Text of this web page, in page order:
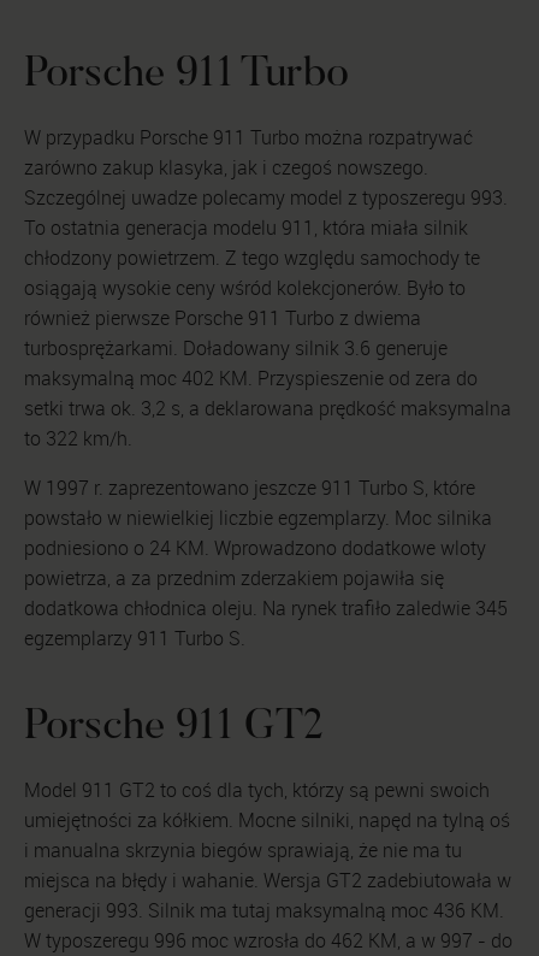
Porsche 911 Turbo
W przypadku Porsche 911 Turbo można rozpatrywać
zarówno zakup klasyka, jak i czegoś nowszego.
Szczególnej uwadze polecamy model z typoszeregu 993.
To ostatnia generacja modelu 911, która miała silnik
chłodzony powietrzem. Z tego względu samochody te
osiągają wysokie ceny wśród kolekcjonerów. Było to
również pierwsze Porsche 911 Turbo z dwiema
turbosprężarkami. Doładowany silnik 3.6 generuje
maksymalną moc 402 KM. Przyspieszenie od zera do
setki trwa ok. 3,2 s, a deklarowana prędkość maksymalna
to 322 km/h.
W 1997 r. zaprezentowano jeszcze 911 Turbo S, które
powstało w niewielkiej liczbie egzemplarzy. Moc silnika
podniesiono o 24 KM. Wprowadzono dodatkowe wloty
powietrza, a za przednim zderzakiem pojawiła się
dodatkowa chłodnica oleju. Na rynek trafiło zaledwie 345
egzemplarzy 911 Turbo S.
Porsche 911 GT2
Model 911 GT2 to coś dla tych, którzy są pewni swoich
umiejętności za kółkiem. Mocne silniki, napęd na tylną oś
i manualna skrzynia biegów sprawiają, że nie ma tu
miejsca na błędy i wahanie. Wersja GT2 zadebiutowała w
generacji 993. Silnik ma tutaj maksymalną moc 436 KM.
W typoszeregu 996 moc wzrosła do 462 KM, a w 997 - do